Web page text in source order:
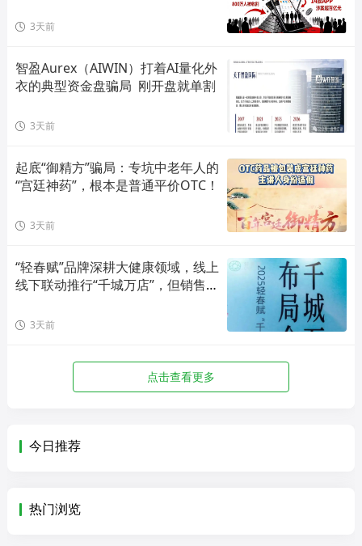
3天前
智盈Aurex（AIWIN）打着AI量化外
衣的典型资金盘骗局  刚开盘就单割
3天前
起底“御精方”骗局：专坑中老年人的
“宫廷神药”，根本是普通平价OTC！
3天前
“轻春赋”品牌深耕大健康领域，线上
线下联动推行“千城万店”，但销售模
3天前
点击查看更多
今日推荐
热门浏览